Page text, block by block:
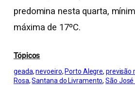
predomina nesta quarta,
máxima de 17ºC.
Tópicos
geada, nevoeiro, Porto Alegre, previsão
Rosa, Santana do Livramento, São